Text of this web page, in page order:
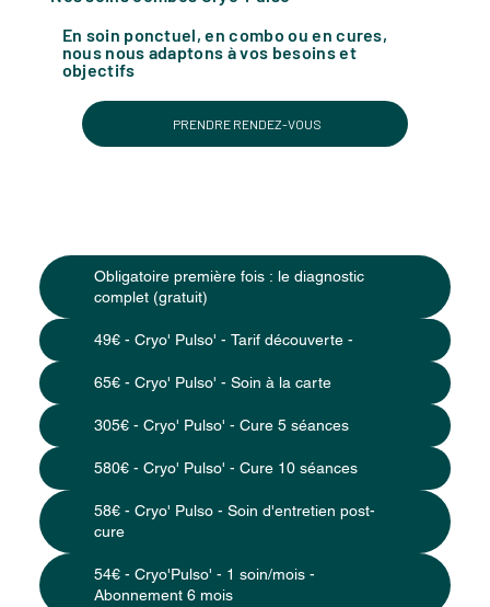
En soin ponctuel, en combo ou en cures,
nous nous adaptons à vos besoins et
objectifs
PRENDRE RENDEZ-VOUS
Obligatoire première fois : le diagnostic
complet (gratuit)
49€ - Cryo' Pulso' - Tarif découverte -
65€ - Cryo' Pulso' - Soin à la carte
305€ - Cryo' Pulso' - Cure 5 séances
580€ - Cryo' Pulso' - Cure 10 séances
58€ - Cryo' Pulso - Soin d'entretien post-
cure
54€ - Cryo'Pulso' - 1 soin/mois -
Abonnement 6 mois